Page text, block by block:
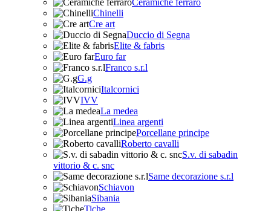
Ceramiche ferraro
Chinelli
Cre art
Duccio di Segna
Elite & fabris
Euro far
Franco s.r.l
G.g
Italcornici
IVV
La medea
Linea argenti
Porcellane principe
Roberto cavalli
S.v. di sabadin
vittorio & c. snc
Same decorazione s.r.l
Schiavon
Sibania
Tiche